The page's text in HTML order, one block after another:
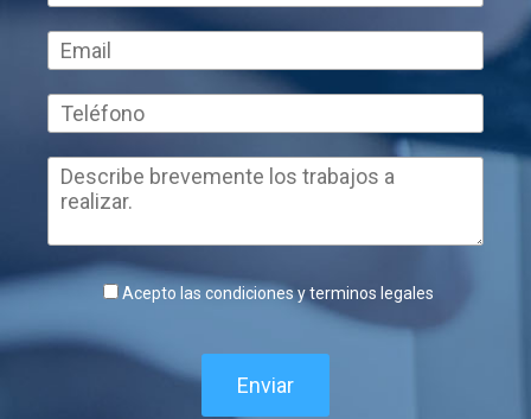
Acepto las condiciones y terminos legales
Enviar